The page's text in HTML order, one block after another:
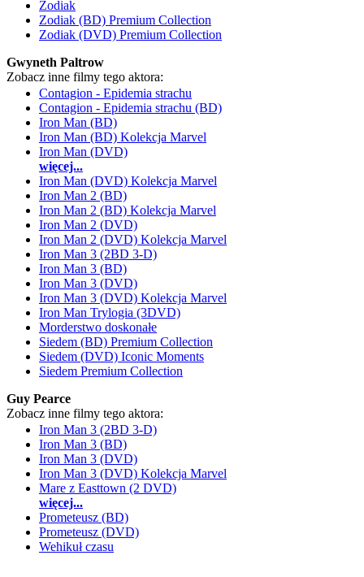
Zodiak
Zodiak (BD) Premium Collection
Zodiak (DVD) Premium Collection
Gwyneth Paltrow
Zobacz inne filmy tego aktora:
Contagion - Epidemia strachu
Contagion - Epidemia strachu (BD)
Iron Man (BD)
Iron Man (BD) Kolekcja Marvel
Iron Man (DVD)
więcej...
Iron Man (DVD) Kolekcja Marvel
Iron Man 2 (BD)
Iron Man 2 (BD) Kolekcja Marvel
Iron Man 2 (DVD)
Iron Man 2 (DVD) Kolekcja Marvel
Iron Man 3 (2BD 3-D)
Iron Man 3 (BD)
Iron Man 3 (DVD)
Iron Man 3 (DVD) Kolekcja Marvel
Iron Man Trylogia (3DVD)
Morderstwo doskonałe
Siedem (BD) Premium Collection
Siedem (DVD) Iconic Moments
Siedem Premium Collection
Guy Pearce
Zobacz inne filmy tego aktora:
Iron Man 3 (2BD 3-D)
Iron Man 3 (BD)
Iron Man 3 (DVD)
Iron Man 3 (DVD) Kolekcja Marvel
Mare z Easttown (2 DVD)
więcej...
Prometeusz (BD)
Prometeusz (DVD)
Wehikuł czasu